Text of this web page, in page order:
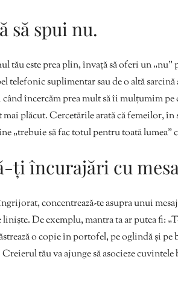
să spui nu.
tău este prea plin, învață să oferi un
telefonic suplimentar sau de o altă
când încercăm prea mult să îi mulțumim
plăcut. Cercetările arată că femeilor, în
„trebuie să fac totul pentru toată
ți încurajări cu
concentrează-te asupra unui
De exemplu, mantra ta ar putea fi:
o copie în portofel, pe oglindă și
tău va ajunge să asocieze